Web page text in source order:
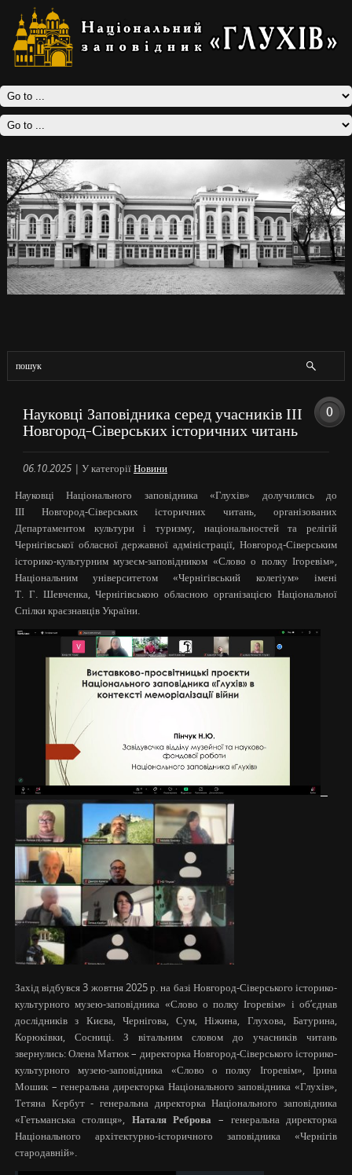
Науковці Заповідника серед учасників ІІІ
Новгород-Сіверських історичних читань
06.10.2025| У категоріїНовини
0
Науковці Національного заповідника «Глухів» долучились до
ІІІ Новгород-Сіверських історичних читань, організованих
Департаментом культури і туризму, національностей та релігій
Чернігівської обласної державної адміністрації, Новгород-Сіверським
історико-культурним музеєм-заповідником «Слово о полку Ігоревім»,
Національним університетом «Чернігівський колегіум» імені
Т. Г. Шевченка, Чернігівською обласною організацією Національної
Спілки краєзнавців України.
Захід відбувся 3 жовтня 2025 р. на базі Новгород-Сіверського історико-
культурного музею-заповідника «Слово о полку Ігоревім» і об’єднав
дослідників з Києва, Чернігова, Сум, Ніжина, Глухова, Батурина,
Корюківки, Сосниці. З вітальним словом до учасників читань
звернулись: Олена Матюк – директорка Новгород-Сіверського історико-
культурного музею-заповідника «Слово о полку Ігоревім», Ірина
Мошик – генеральна директорка Національного заповідника «Глухів»,
Тетяна Кербут ‒ генеральна директорка Національного заповідника
«Гетьманська столиця», Наталя Реброва – генеральна директорка
Національного архітектурно-історичного заповідника «Чернігів
стародавній».